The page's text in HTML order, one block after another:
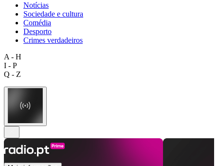
Notícias
Sociedade e cultura
Comédia
Desporto
Crimes verdadeiros
A - H
I - P
Q - Z